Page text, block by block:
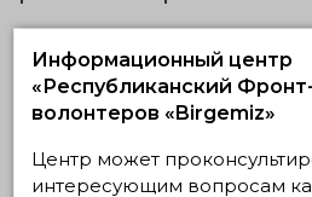
Информационный центр
«Республиканский
волонтеров «Birgemiz»
Центр может
интересующим вопросам